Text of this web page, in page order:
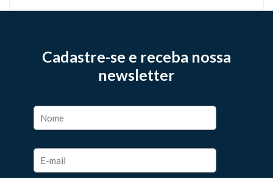
Cadastre-se e receba nossa
newsletter